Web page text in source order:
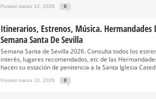
Posted marzo 12, 2026 0
Itinerarios, Estrenos, Música. Hermandades
Semana Santa De Sevilla
Semana Santa de Sevilla 2026. Consulta todos los
interés, lugares recomendados, etc de las
hacen su estación de penitencia a la Santa Iglesia
Posted marzo 10, 2026 0